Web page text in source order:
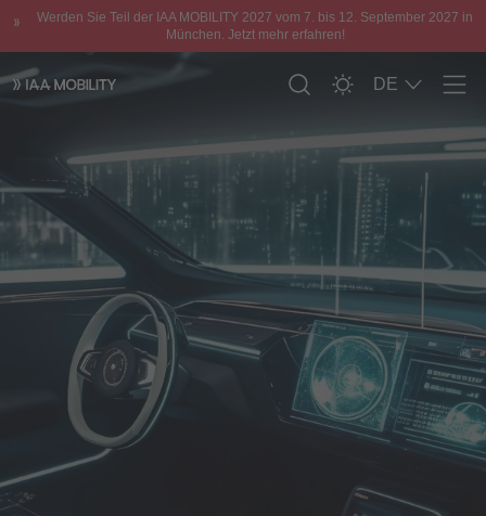
Werden Sie Teil der IAA MOBILITY 2027 vom 7. bis 12. September 2027 in
München. Jetzt mehr erfahren!
DE